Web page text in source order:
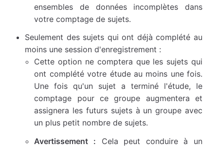
ensembles de données incomplètes dans
votre comptage de sujets.
Seulement des sujets qui ont déjà complété au
moins une session d'enregistrement :
Cette option ne comptera que les sujets qui
ont complété votre étude au moins une fois.
Une fois qu'un sujet a terminé l'étude, le
comptage pour ce groupe augmentera et
assignera les futurs sujets à un groupe avec
un plus petit nombre de sujets.
Avertissement : Cela peut conduire à un